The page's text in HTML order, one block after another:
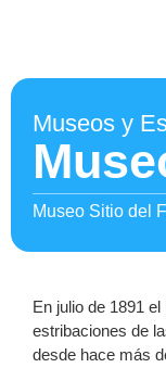
Museos y
Museo Sitio del
En julio de 1891
estribaciones de
desde hace más